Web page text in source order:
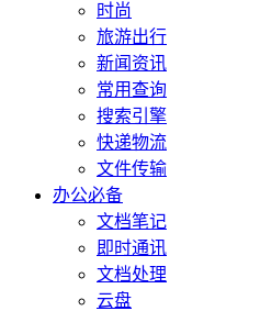
时尚
旅游出行
新闻资讯
常用查询
搜索引擎
快递物流
文件传输
办公必备
文档笔记
即时通讯
文档处理
云盘